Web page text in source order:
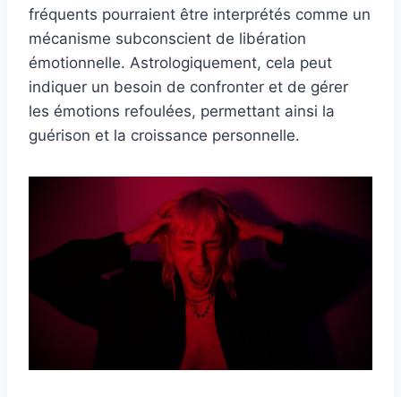
fréquents pourraient être interprétés comme un
mécanisme subconscient de libération
émotionnelle. Astrologiquement, cela peut
indiquer un besoin de confronter et de gérer
les émotions refoulées, permettant ainsi la
guérison et la croissance personnelle.